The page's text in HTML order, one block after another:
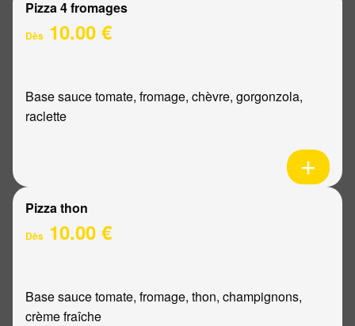
Pizza 4 fromages
Dès 10.00 €
Base sauce tomate, fromage, chèvre, gorgonzola,
raclette
Pizza thon
Dès 10.00 €
Base sauce tomate, fromage, thon, champignons,
crème fraîche